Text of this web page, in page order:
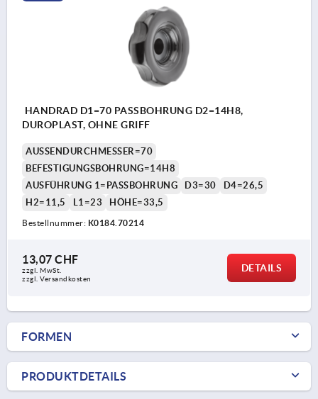
HANDRAD D1=70 PASSBOHRUNG D2=14H8,
DUROPLAST, OHNE GRIFF
AUSSENDURCHMESSER=70
BEFESTIGUNGSBOHRUNG=14H8
AUSFÜHRUNG 1=PASSBOHRUNG
D3=30
D4=26,5
H2=11,5
L1=23 HÖHE=33,5
Bestellnummer: K0184.70214
13,07 CHF
zzgl. MwSt.
zzgl. Versandkosten
DETAILS
FORMEN
PRODUKTDETAILS